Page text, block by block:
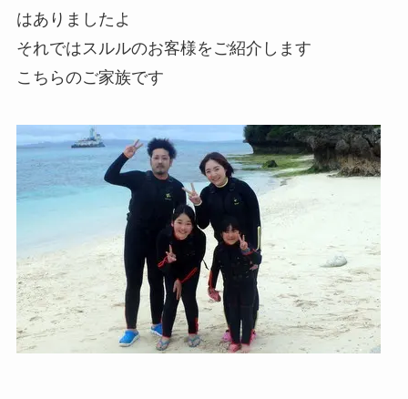
はありましたよ
それではスルルのお客様をご紹介します
こちらのご家族です